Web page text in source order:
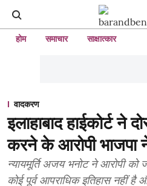
होम समाचार साक्षात्कार
वादकरण
इलाहाबाद हाईकोर्ट ने
करने के आरोपी भाजपा
न्यायमूर्ति अजय भनोट ने आरोपी
कोई पूर्व आपराधिक इतिहास नहीं